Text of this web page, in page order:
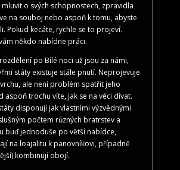
o svých schopnostech, zpravidla
na souboj nebo aspoň k tomu, abyste
Pokud kecáte, rychle se to projeví.
někdo nabídne práci.
po Bílé noci už jsou za námi,
státy existuje stále pnutí. Neprojevuje
ale není problém spatřit jeho
aspoň trochu víte, jak se na věci dívat.
disponují jak vlastními výzvědnými
počtem různých bratrstev a
buď jednoduše po větší nabídce,
na loajalitu k panovníkovi, případně
kombinují obojí.